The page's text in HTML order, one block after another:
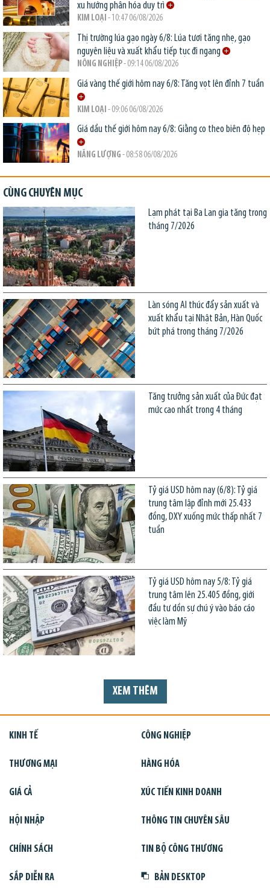
xu hướng phân hóa duy trì
KIM LOẠI - 10:47 06/08/2026
Thị trường lúa gạo ngày 6/8: Lúa tươi tăng nhẹ, gạo
nguyên liệu và xuất khẩu tiếp tục đi ngang
NÔNG NGHIỆP- 09:14 06/08/2026
Giá vàng thế giới hôm nay 6/8: Tăng vọt lên đỉnh 7 tuần
KIM LOẠI - 09:06 06/08/2026
Giá dầu thế giới hôm nay 6/8: Giằng co theo biên độ hẹp
NĂNG LƯỢNG - 08:58 06/08/2026
CÙNG CHUYÊN MỤC
Lạm phát tại Ba Lan gia tăng trong
tháng 7/2026
Làn sóng AI thúc đẩy sản xuất và
xuất khẩu tại Nhật Bản, Hàn Quốc
bứt phá trong tháng 7/2026
Tăng trưởng sản xuất của Đức đạt
mức cao nhất trong 4 tháng
Tỷ giá USD hôm nay (6/8): Tỷ giá
trung tâm lập đỉnh mới 25.433
đồng, DXY xuống mức thấp nhất 7
tuần
Tỷ giá USD hôm nay 5/8: Tỷ giá
trung tâm lên 25.405 đồng, giới
đầu tư dồn sự chú ý vào báo cáo
việc làm Mỹ
XEM THÊM
KINH TẾ CÔNG NGHIỆP
THƯƠNG MẠI HÀNG HÓA
GIÁ CẢ XÚC TIẾN KINH DOANH
HỘI NHẬP THÔNG TIN CHUYÊN SÂU
CHÍNH SÁCH TIN BỘ CÔNG THƯƠNG
SẮP DIỄN RA BẢN DESKTOP